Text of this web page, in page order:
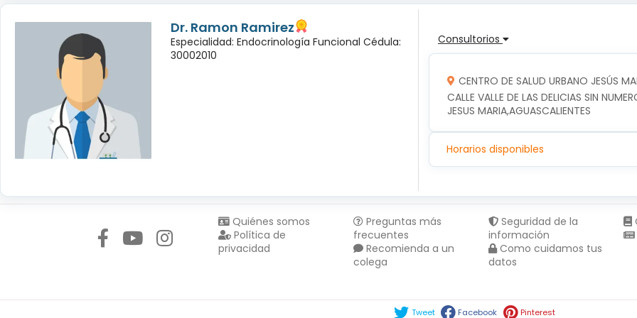
Dr. Ramon Ramirez
Especialidad: Endocrinología Funcional Cédula:
30002010
Consultorios
CENTRO DE SALUD URBANO JESÚS
CALLE VALLE DE LAS DELICIAS SIN
JESUS MARIA,AGUASCALIENTES
Horarios disponibles
Quiénes somos
Política de
privacidad
Preguntas más
frecuentes
Recomienda a un
colega
Seguridad de la
información
Como cuidamos tus
datos
Tweet Facebook Pinterest